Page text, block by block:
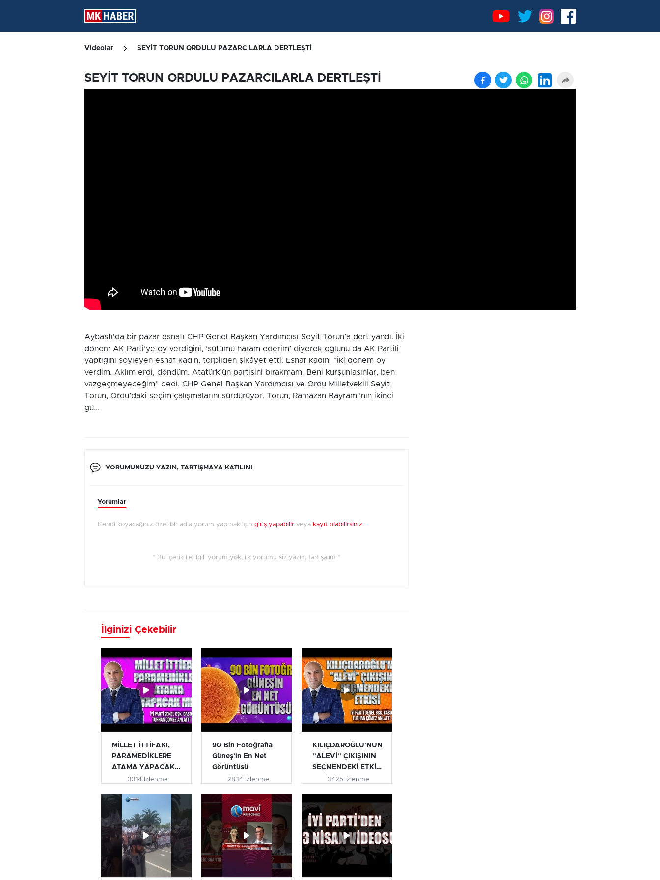
Videolar SEYİT TORUN ORDULU PAZARCILARLA DERTLEŞTİ
SEYİT TORUN ORDULU PAZARCILARLA DERTLEŞTİ
Aybastı'da bir pazar esnafı CHP Genel Başkan Yardımcısı Seyit Torun’a dert yandı. İki
dönem AK Parti’ye oy verdiğini, ‘sütümü haram ederim’ diyerek oğlunu da AK Partili
yaptığını söyleyen esnaf kadın, torpilden şikâyet etti. Esnaf kadın, “İki dönem oy
verdim. Aklım erdi, döndüm. Atatürk’ün partisini bırakmam. Beni kurşunlasınlar, ben
vazgeçmeyeceğim” dedi. CHP Genel Başkan Yardımcısı ve Ordu Milletvekili Seyit
Torun, Ordu’daki seçim çalışmalarını sürdürüyor. Torun, Ramazan Bayramı’nın ikinci
gü...
YORUMUNUZU YAZIN, TARTIŞMAYA KATILIN!
Yorumlar
Kendi koyacağınız özel bir adla yorum yapmak için giriş yapabilir veya kayıt olabilirsiniz.
* Bu içerik ile ilgili yorum yok, ilk yorumu siz yazın, tartışalım *
İlginizi Çekebilir
MİLLET İTTİFAKI,
PARAMEDİKLERE
ATAMA YAPACAK
MI? | TURHAN...
3314 İzlenme
90 Bin Fotoğrafla
Güneş'in En Net
Görüntüsü
2834 İzlenme
KILIÇDAROĞLU'NUN
''ALEVİ'' ÇIKIŞININ
SEÇMENDEKİ ETKİSİ
3425 İzlenme